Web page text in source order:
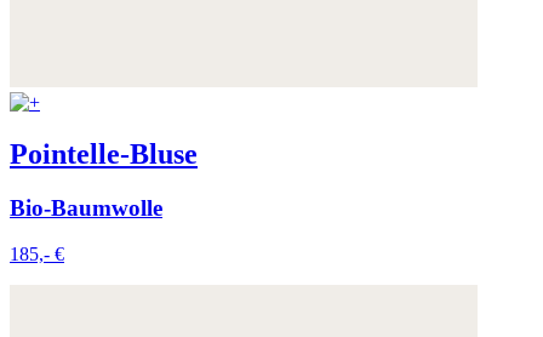
Pointelle-Bluse
Bio-Baumwolle
185,- €